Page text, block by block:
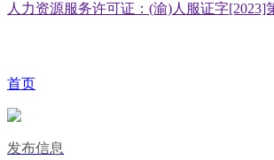
人力资源服务许可证：(渝)人服证字[2023]
首页
发布信息